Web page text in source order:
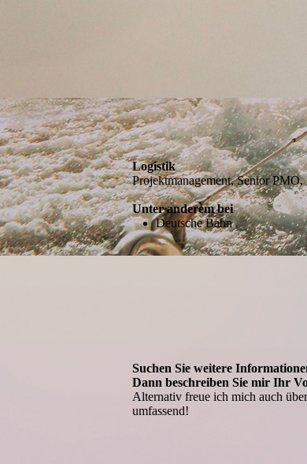
Logistik
Projektmanagement, Senior
Unter anderem bei
Deutsche Bahn
Suchen Sie weitere
Dann beschreiben Sie mir Ihr
Alternativ freue ich mich auch
umfassend!